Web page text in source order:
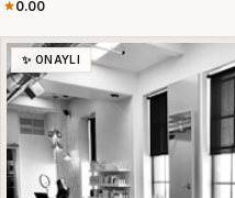
0.00
✨ ONAYLI